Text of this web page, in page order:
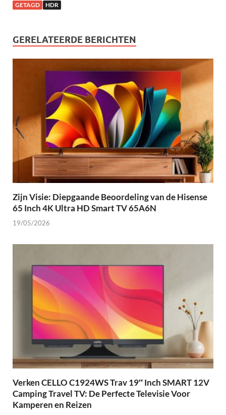
GETAGD HDR
GERELATEERDE BERICHTEN
Zijn Visie: Diepgaande Beoordeling van de Hisense
65 Inch 4K Ultra HD Smart TV 65A6N
19/05/2026
Verken CELLO C1924WS Trav 19″ Inch SMART 12V
Camping Travel TV: De Perfecte Televisie Voor
Kamperen en Reizen